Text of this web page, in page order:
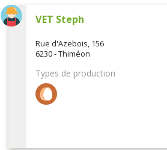
VET Steph
Rue d'Azebois, 156
6230 - Thiméon
Types de production